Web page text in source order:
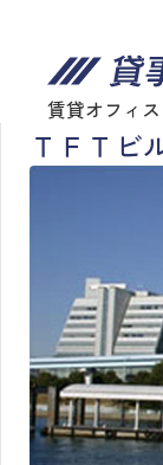
賃貸オフィ
ＴＦＴビ